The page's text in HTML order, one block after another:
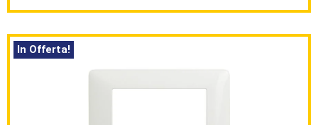
In Offerta!